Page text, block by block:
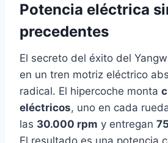
Potencia eléctrica
precedentes
El secreto del éxito del
en un tren motriz eléctrico
radical. El hipercoche monta
eléctricos, uno en cada
las 30.000 rpm y entregan